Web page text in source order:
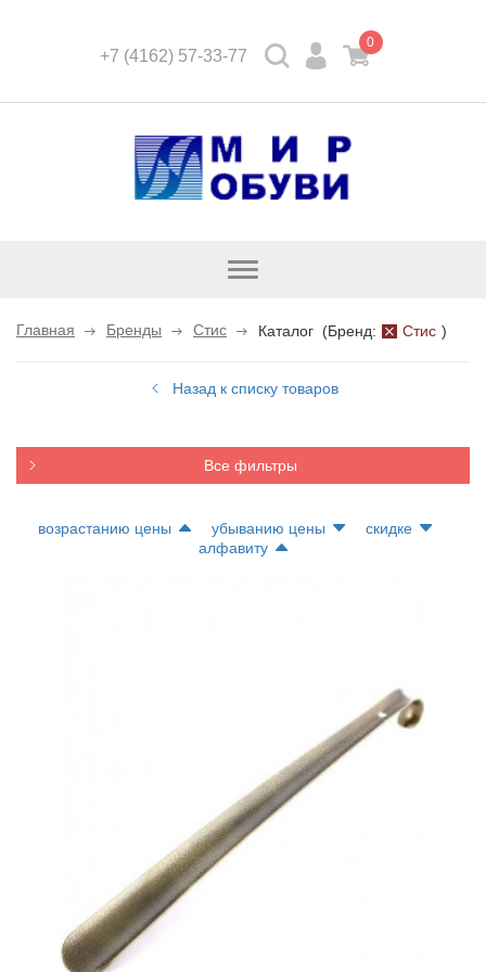
+7 (4162) 57-33-77
0
Открыть
Главная Бренды Стис Каталог (Бренд: Стис )
Назад к списку товаров
Все фильтры
возрастанию цены убыванию цены
скидке
алфавиту